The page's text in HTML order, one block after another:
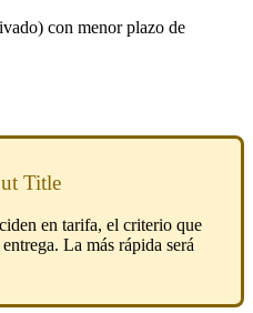
con menor plazo de
Title
en tarifa, el criterio que
La más rápida será